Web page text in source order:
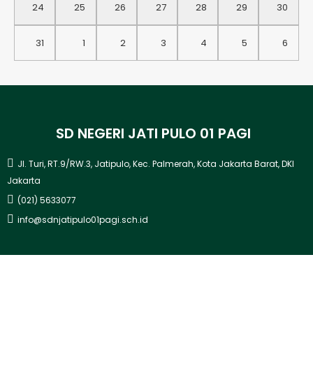
24 25 26 27 28 29 30
31 1 2 3 4 5 6
SD NEGERI JATI PULO 01 PAGI
Jl. Turi, RT.9/RW.3, Jatipulo, Kec. Palmerah, Kota Jakarta Barat, DKI
Jakarta
(021) 5633077
info@sdnjatipulo01pagi.sch.id